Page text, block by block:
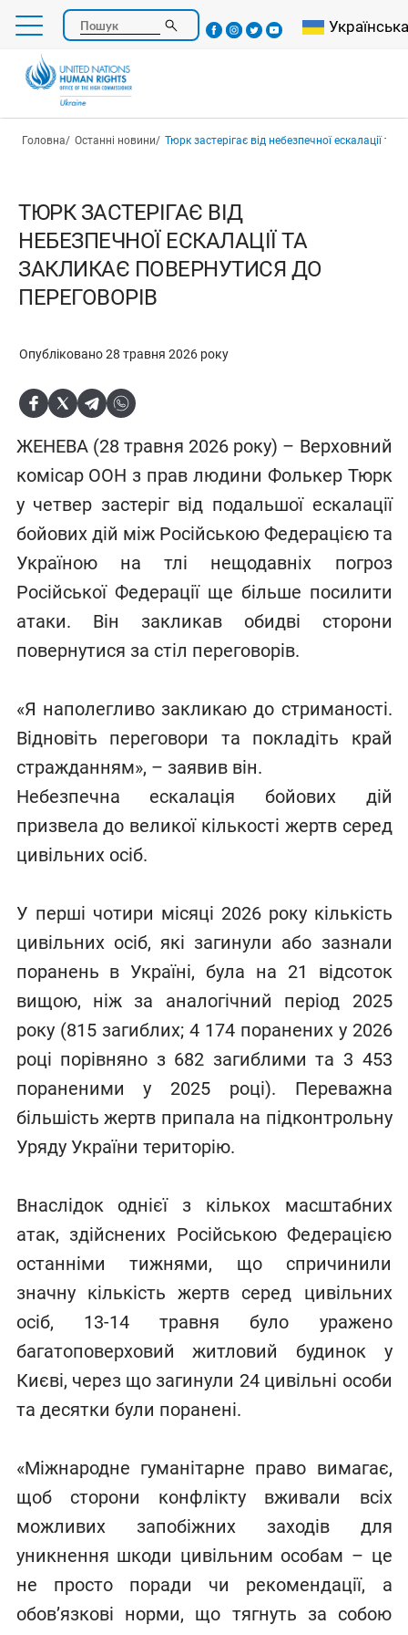
Перейти
основного
Пошук Select your
Українська
Рядок навіґації
Головна Останні новини Тюрк застерігає від небезпечної ескалації та закликає
ТЮРК ЗАСТЕРІГАЄ ВІД
НЕБЕЗПЕЧНОЇ ЕСКАЛАЦІЇ ТА
ЗАКЛИКАЄ ПОВЕРНУТИСЯ ДО
ПЕРЕГОВОРІВ
Опубліковано 28 травня 2026 року
ЖЕНЕВА (28 травня 2026 року) – Верховний
комісар ООН з прав людини Фолькер Тюрк
у четвер застеріг від подальшої ескалації
бойових дій між Російською Федерацією та
Україною на тлі нещодавніх погроз
Російської Федерації ще більше посилити
атаки. Він закликав обидві сторони
повернутися за стіл переговорів.
«Я наполегливо закликаю до стриманості.
Відновіть переговори та покладіть край
стражданням», – заявив він.
Небезпечна ескалація бойових дій
призвела до великої кількості жертв серед
цивільних осіб.
У перші чотири місяці 2026 року кількість
цивільних осіб, які загинули або зазнали
поранень в Україні, була на 21 відсоток
вищою, ніж за аналогічний період 2025
року (815 загиблих; 4 174 поранених у 2026
році порівняно з 682 загиблими та 3 453
пораненими у 2025 році). Переважна
більшість жертв припала на підконтрольну
Уряду України територію.
Внаслідок однієї з кількох масштабних
атак, здійснених Російською Федерацією
останніми тижнями, що спричинили
значну кількість жертв серед цивільних
осіб, 13-14 травня було уражено
багатоповерховий житловий будинок у
Києві, через що загинули 24 цивільні особи
та десятки були поранені.
«Міжнародне гуманітарне право вимагає,
щоб сторони конфлікту вживали всіх
можливих запобіжних заходів для
уникнення шкоди цивільним особам – це
не просто поради чи рекомендації, а
обов’язкові норми, що тягнуть за собою